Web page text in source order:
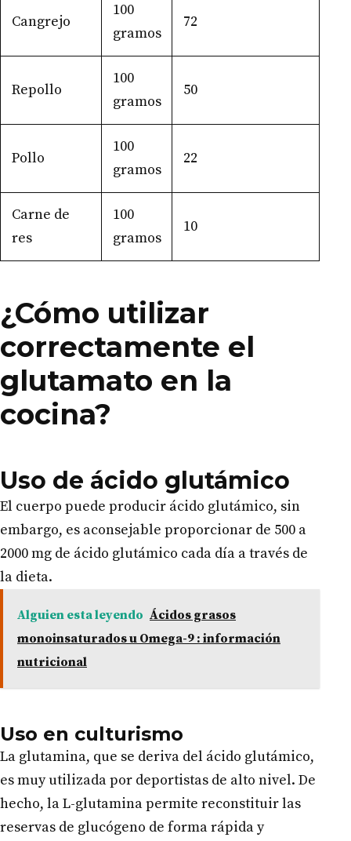
Cangrejo
100
gramos
72
Repollo
100
gramos
50
Pollo
100
gramos
22
Carne de
res
100
gramos
10
¿Cómo utilizar
correctamente el
glutamato en la
cocina?
Uso de ácido glutámico
El cuerpo puede producir ácido glutámico, sin
embargo, es aconsejable proporcionar de 500 a
2000 mg de ácido glutámico cada día a través de
la dieta.
Alguien esta leyendo Ácidos grasos
monoinsaturados u Omega-9 : información
nutricional
Uso en culturismo
La glutamina, que se deriva del ácido glutámico,
es muy utilizada por deportistas de alto nivel. De
hecho, la L-glutamina permite reconstituir las
reservas de glucógeno de forma rápida y